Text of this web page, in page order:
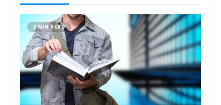
2 MIN READ